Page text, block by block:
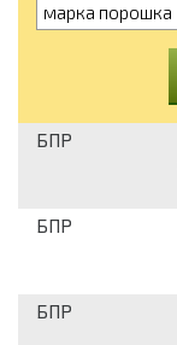
марка порошка
БПР
БПР
БПР